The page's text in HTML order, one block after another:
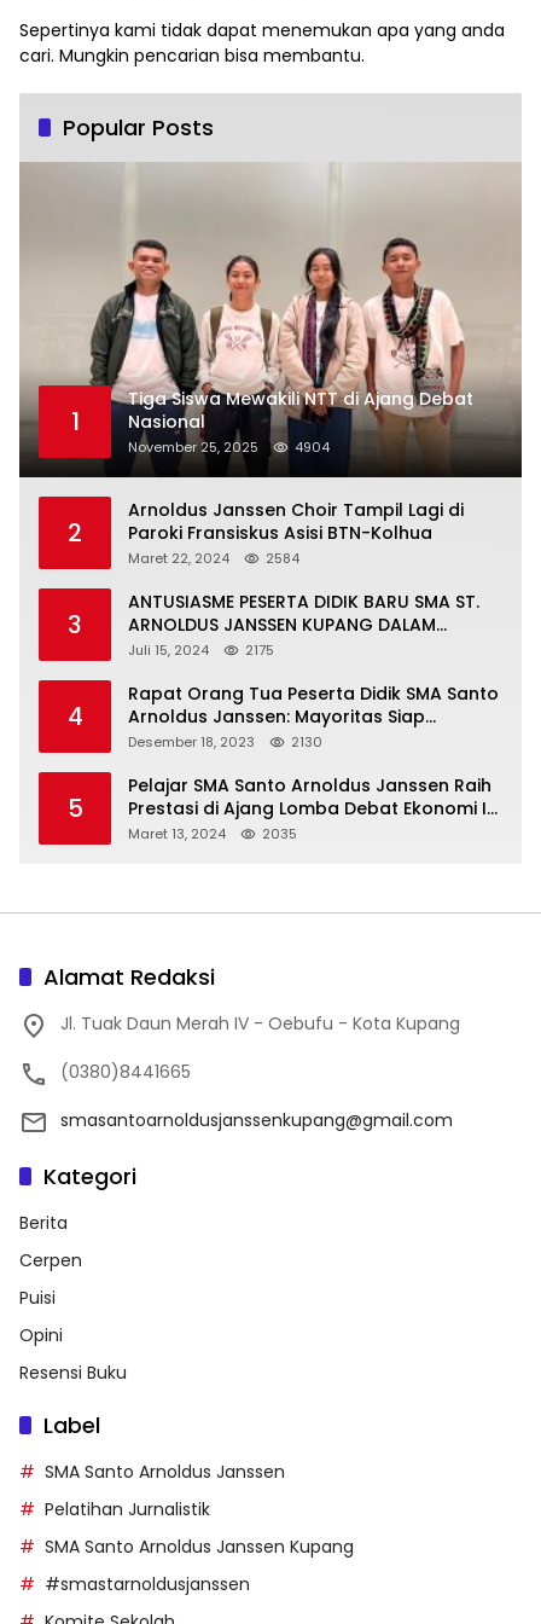
Sepertinya kami tidak dapat menemukan apa yang anda
cari. Mungkin pencarian bisa membantu.
Popular Posts
1
Tiga Siswa Mewakili NTT di Ajang Debat
Nasional
November 25, 2025 4904
2
Arnoldus Janssen Choir Tampil Lagi di
Paroki Fransiskus Asisi BTN-Kolhua
Maret 22, 2024 2584
3
ANTUSIASME PESERTA DIDIK BARU SMA ST.
ARNOLDUS JANSSEN KUPANG DALAM
MENGIKUTI MPLS HARI PERTAMA
Juli 15, 2024 2175
4
Rapat Orang Tua Peserta Didik SMA Santo
Arnoldus Janssen: Mayoritas Siap
Mendukung Komite Sekolah
Desember 18, 2023 2130
5
Pelajar SMA Santo Arnoldus Janssen Raih
Prestasi di Ajang Lomba Debat Ekonomi IV,
Gelar Best Speaker Diraih Viantri Azi
Maret 13, 2024 2035
Alamat Redaksi
Jl. Tuak Daun Merah IV - Oebufu - Kota Kupang
(0380)8441665
smasantoarnoldusjanssenkupang@gmail.com
Kategori
Berita
Cerpen
Puisi
Opini
Resensi Buku
Label
SMA Santo Arnoldus Janssen
Pelatihan Jurnalistik
SMA Santo Arnoldus Janssen Kupang
#smastarnoldusjanssen